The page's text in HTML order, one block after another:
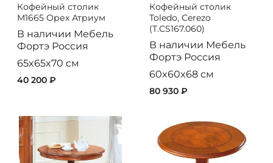
Кофейный столик
M1665 Орех Атриум
В наличии Мебель
Фортэ Россия
65x65x70 см
40 200 ₽
Кофейный столик
Toledo, Cerezo
(T.CS167.060)
В наличии Мебель
Фортэ Россия
60x60x68 см
80 930 ₽